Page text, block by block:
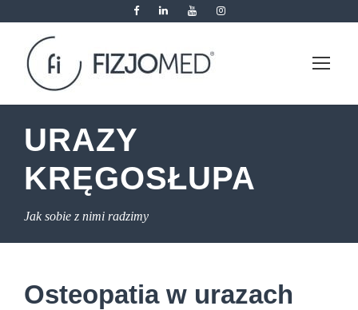
URAZY
KRĘGOSŁUPA
Jak sobie z nimi radzimy
Osteopatia w urazach